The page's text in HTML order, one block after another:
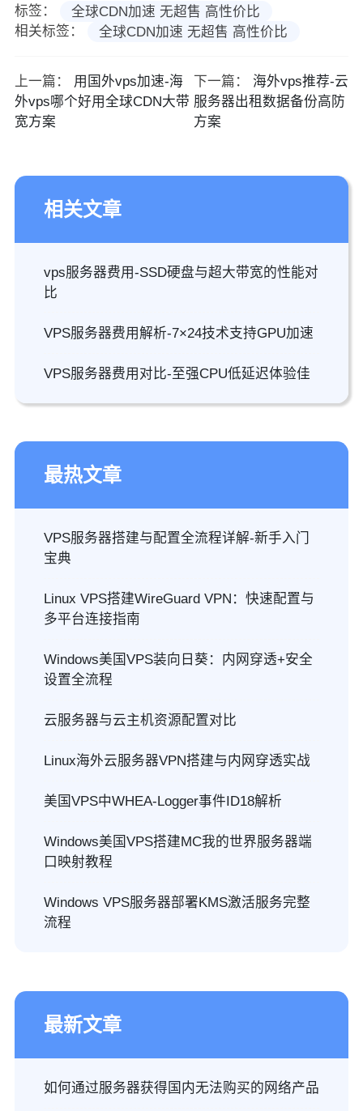
标签：
全球CDN加速 无超售 高性价比
相关标签：
全球CDN加速 无超售 高性价比
上一篇：
用国外vps加速-海
外vps哪个好用全球CDN大带
宽方案
下一篇：
海外vps推荐-云
服务器出租数据备份高防
方案
相关文章
vps服务器费用-SSD硬盘与超大带宽的性能对
比
VPS服务器费用解析-7×24技术支持GPU加速
VPS服务器费用对比-至强CPU低延迟体验佳
最热文章
VPS服务器搭建与配置全流程详解-新手入门
宝典
Linux VPS搭建WireGuard VPN：快速配置与
多平台连接指南
Windows美国VPS装向日葵：内网穿透+安全
设置全流程
云服务器与云主机资源配置对比
Linux海外云服务器VPN搭建与内网穿透实战
美国VPS中WHEA-Logger事件ID18解析
Windows美国VPS搭建MC我的世界服务器端
口映射教程
Windows VPS服务器部署KMS激活服务完整
流程
最新文章
如何通过服务器获得国内无法购买的网络产品